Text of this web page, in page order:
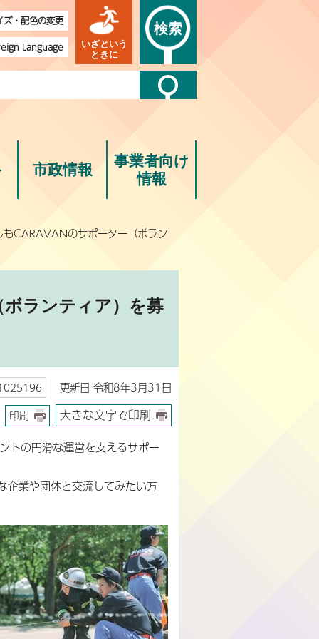
ズ・配色の変更
Language
いざという
ときに
検索
市政情報
事業者向け
情報
CARAVANのサポーター（ボラン
ランティア）を募
更新日 令和8年3月31日
印刷 大きな文字で印刷
トの円滑な運営を支えるサポー
企業や団体と交流してみたい方